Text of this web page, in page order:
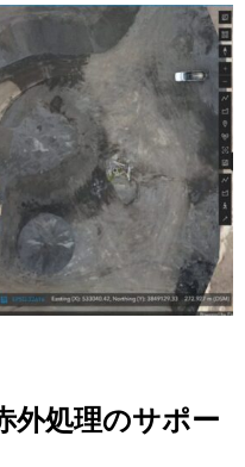
外処理のサポー